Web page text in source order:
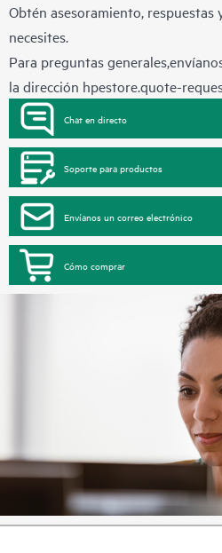
Obtén asesoramiento, respuestas
necesites.
Para preguntas
la dirección hpestore.quote-
Chat en directo
Soporte para productos
Envíanos un correo electrónico
Cómo comprar